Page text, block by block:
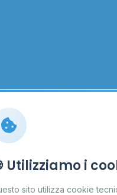
Utilizziamo i
sito utilizza cookie